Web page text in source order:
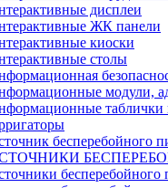
дисплеи
ЖК панели
киоски
столы
модули,
таблички
бесперебойного
бесперебойного